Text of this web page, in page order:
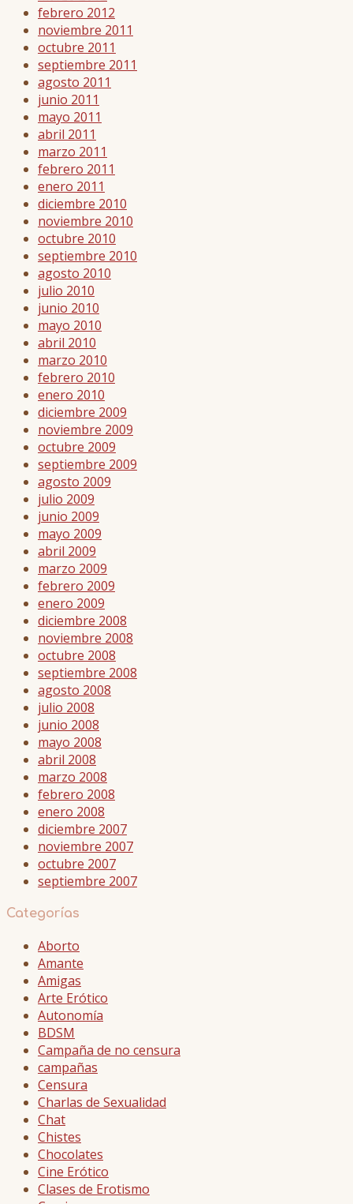
febrero 2012
noviembre 2011
octubre 2011
septiembre 2011
agosto 2011
junio 2011
mayo 2011
abril 2011
marzo 2011
febrero 2011
enero 2011
diciembre 2010
noviembre 2010
octubre 2010
septiembre 2010
agosto 2010
julio 2010
junio 2010
mayo 2010
abril 2010
marzo 2010
febrero 2010
enero 2010
diciembre 2009
noviembre 2009
octubre 2009
septiembre 2009
agosto 2009
julio 2009
junio 2009
mayo 2009
abril 2009
marzo 2009
febrero 2009
enero 2009
diciembre 2008
noviembre 2008
octubre 2008
septiembre 2008
agosto 2008
julio 2008
junio 2008
mayo 2008
abril 2008
marzo 2008
febrero 2008
enero 2008
diciembre 2007
noviembre 2007
octubre 2007
septiembre 2007
Categorías
Aborto
Amante
Amigas
Arte Erótico
Autonomía
BDSM
Campaña de no censura
campañas
Censura
Charlas de Sexualidad
Chat
Chistes
Chocolates
Cine Erótico
Clases de Erotismo